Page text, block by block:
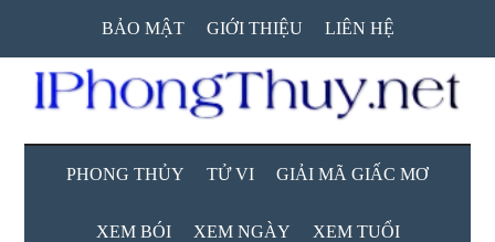
main
content
secondary
menu
primary
sidebar
BẢO MẬT GIỚI THIỆU LIÊN HỆ
PHONG THỦY TỬ VI GIẢI MÃ GIẤC MƠ
XEM BÓI XEM NGÀY XEM TUỔI